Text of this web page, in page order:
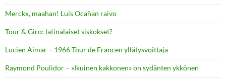
Merckx, maahan! Luis Ocañan raivo
Tour & Giro: latinalaiset siskokset?
Lucien Aimar – 1966 Tour de Francen yllätysvoittaja
Raymond Poulidor – »Ikuinen kakkonen» on sydänten ykkönen